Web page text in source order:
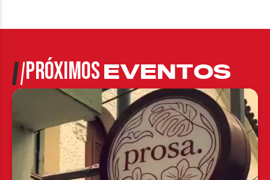
PRÓXIMOSEVENTOS